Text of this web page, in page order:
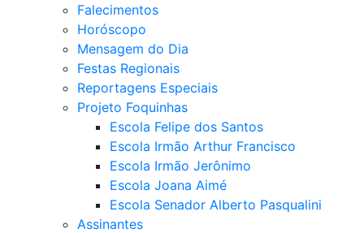
Falecimentos
Horóscopo
Mensagem do Dia
Festas Regionais
Reportagens Especiais
Projeto Foquinhas
Escola Felipe dos Santos
Escola Irmão Arthur Francisco
Escola Irmão Jerônimo
Escola Joana Aimé
Escola Senador Alberto Pasqualini
Assinantes